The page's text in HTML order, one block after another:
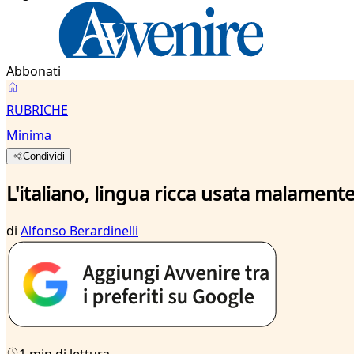
Abbonati
RUBRICHE
Minima
Condividi
L'italiano, lingua ricca usata
di Alfonso Berardinelli